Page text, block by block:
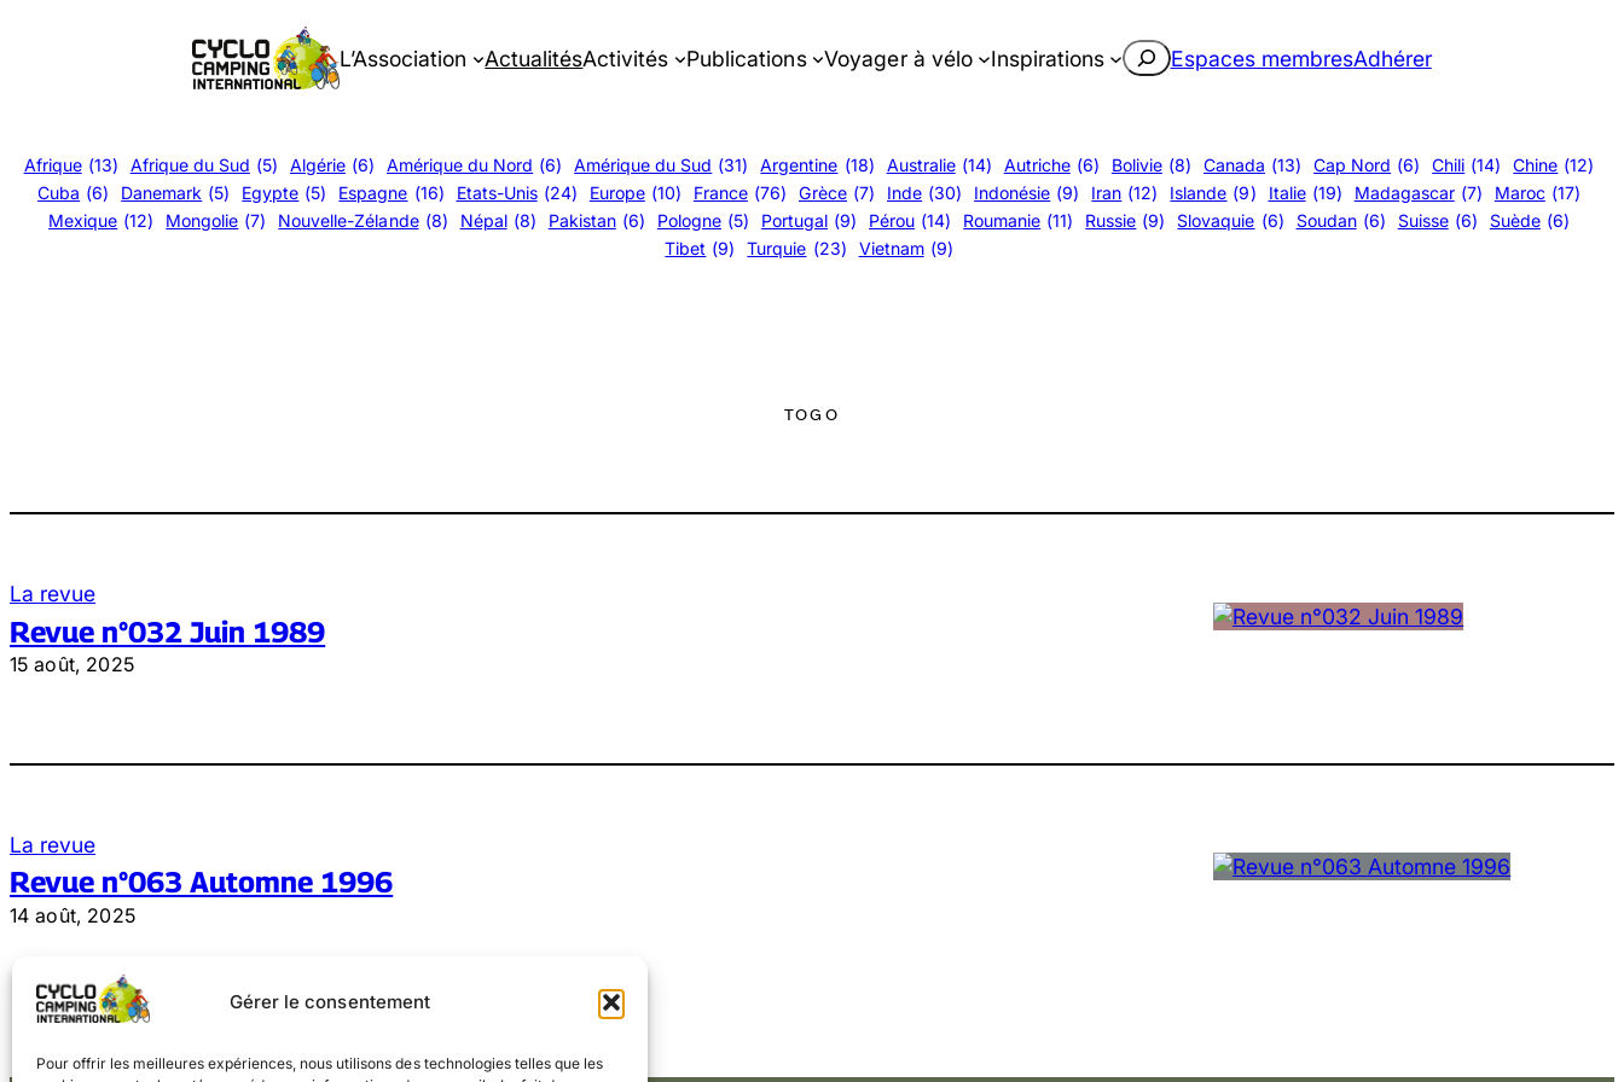
Gérer le consentement
Pour offrir les meilleures expériences, nous utilisons des technologies telles que les
L’Association ActualitésActivités Publications Voyager à vélo Inspirations Rechercher
Espaces membresAdhérer
Afrique (13) Afrique du Sud (5) Algérie (6) Amérique du Nord (6) Amérique du Sud (31) Argentine (18) Australie (14) Autriche (6) Bolivie (8) Canada (13) Cap Nord (6) Chili (14) Chine (12)
Cuba (6) Danemark (5) Egypte (5) Espagne (16) Etats-Unis (24) Europe (10) France (76) Grèce (7) Inde (30) Indonésie (9) Iran (12) Islande (9) Italie (19) Madagascar (7) Maroc (17)
Mexique (12) Mongolie (7) Nouvelle-Zélande (8) Népal (8) Pakistan (6) Pologne (5) Portugal (9) Pérou (14) Roumanie (11) Russie (9) Slovaquie (6) Soudan (6) Suisse (6) Suède (6)
Tibet (9) Turquie (23) Vietnam (9)
TOGO
La revue
Revue n°032 Juin 1989
15 août, 2025
La revue
Revue n°063 Automne 1996
14 août, 2025